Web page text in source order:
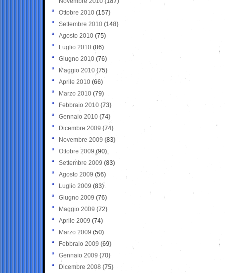
Ottobre 2010 (157)
Settembre 2010 (148)
Agosto 2010 (75)
Luglio 2010 (86)
Giugno 2010 (76)
Maggio 2010 (75)
Aprile 2010 (66)
Marzo 2010 (79)
Febbraio 2010 (73)
Gennaio 2010 (74)
Dicembre 2009 (74)
Novembre 2009 (83)
Ottobre 2009 (90)
Settembre 2009 (83)
Agosto 2009 (56)
Luglio 2009 (83)
Giugno 2009 (76)
Maggio 2009 (72)
Aprile 2009 (74)
Marzo 2009 (50)
Febbraio 2009 (69)
Gennaio 2009 (70)
Dicembre 2008 (75)